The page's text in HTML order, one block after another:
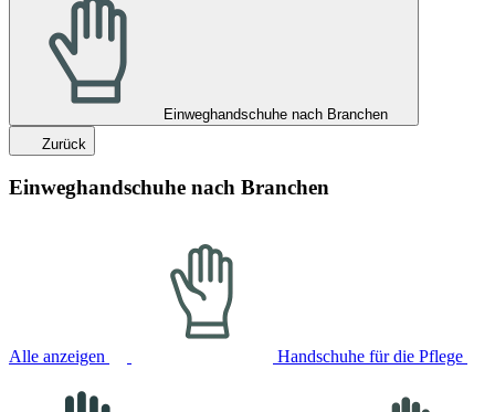
Einweghandschuhe nach Branchen
Zurück
Einweghandschuhe nach Branchen
Alle anzeigen Handschuhe für die Pflege